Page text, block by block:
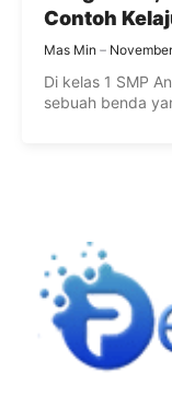
Contoh
Mas Min
Di kelas 1 SMP
sebuah benda